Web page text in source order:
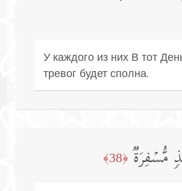
У каждого из них В тот
тревог будет сполна.
مُّسۡفِرَةࣱ ﴿38﴾